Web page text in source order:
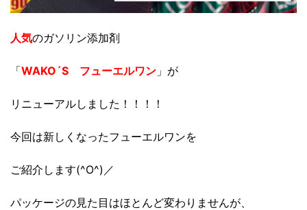
人気のガソリン添加剤
「WAKO´S フューエルワン 」が
リニューアルしました！！！！
今回は新しくなったフューエルワンを
ご紹介します(^O^)／
パッケージの見た目はほとんど変わりませんが、